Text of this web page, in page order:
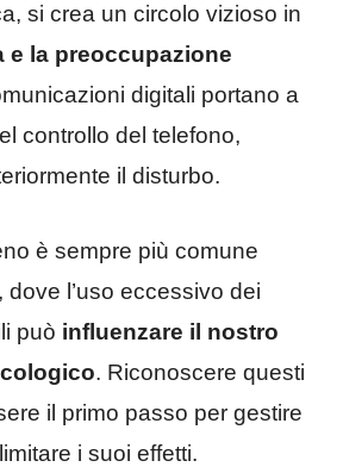
si crea un circolo vizioso in
e la preoccupazione
digitali portano a
controllo del telefono,
il disturbo.
è sempre più comune
dove l’uso eccessivo dei
può influenzare il nostro
. Riconoscere questi
il primo passo per gestire
i suoi effetti.